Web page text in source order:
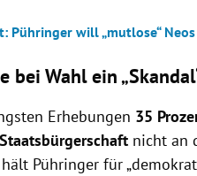
Pühringer will „mutlose“
bei Wahl ein
Erhebungen 35
nicht an
Pühringer für